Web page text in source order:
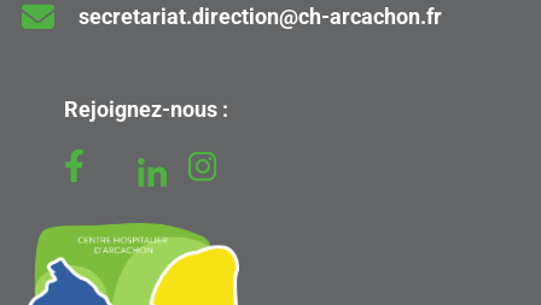
secretariat.direction@ch-arcachon.fr
Rejoignez-nous :